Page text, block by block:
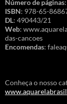
Número de páginas
ISBN: 978-65-
DL: 490443/21
Web:
das-cancoes
Encomendas:
Conheça o nosso